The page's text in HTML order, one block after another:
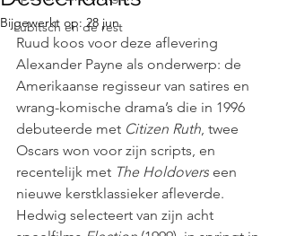
Lubitsch en de rest
Bijgewerkt op:28 jun
Ruud koos voor deze aflevering
Alexander Payne als onderwerp: de
Amerikaanse regisseur van satires en
wrang-komische drama’s die in 1996
debuteerde met Citizen Ruth, twee
Oscars won voor zijn scripts, en
recentelijk met The Holdovers een
nieuwe kerstklassieker afleverde.
Hedwig selecteert van zijn acht